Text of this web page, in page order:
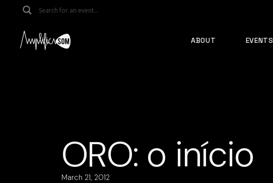
ABOUT EVENTS
ORO: o início
March 21, 2012